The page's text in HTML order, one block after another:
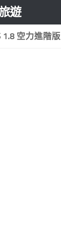
遊
1.8 空力進階版